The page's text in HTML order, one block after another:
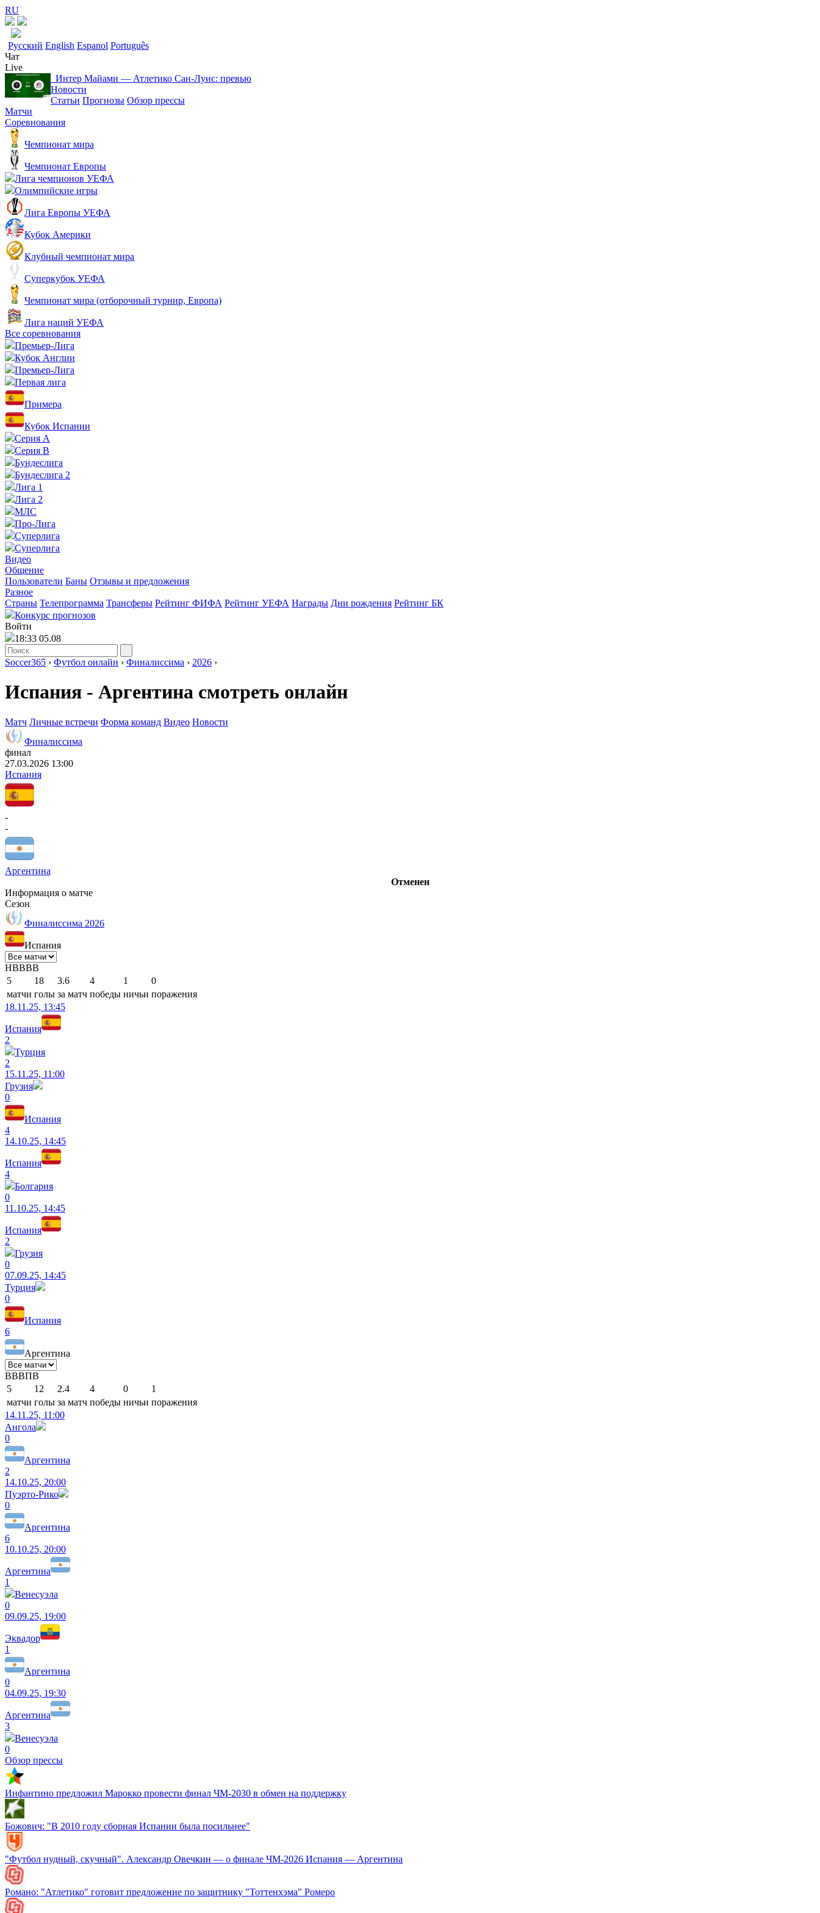
RU
Русский English Espanol Português
Чат
Live
Интер Майами — Атлетико Сан-Луис: превью
Новости
Статьи Прогнозы Обзор прессы
Матчи
Соревнования
Чемпионат мира
Чемпионат Европы
Лига чемпионов УЕФА
Олимпийские игры
Лига Европы УЕФА
Кубок Америки
Клубный чемпионат мира
Суперкубок УЕФА
Чемпионат мира (отборочный турнир, Европа)
Лига наций УЕФА
Все соревнования
Премьер-Лига
Кубок Англии
Премьер-Лига
Первая лига
Примера
Кубок Испании
Серия А
Серия B
Бундеслига
Бундеслига 2
Лига 1
Лига 2
МЛС
Про-Лига
Суперлига
Суперлига
Видео
Общение
Пользователи Баны Отзывы и предложения
Разное
Страны Телепрограмма Трансферы Рейтинг ФИФА Рейтинг УЕФА Награды Дни рождения Рейтинг БК
Конкурс прогнозов
Войти
18:33 05.08
Soccer365 › Футбол онлайн › Финалиссима › 2026 ›
Испания - Аргентина смотреть онлайн
Матч Личные встречи Форма команд Видео Новости
Финалиссима
финал
27.03.2026 13:00
Испания
-
-
Аргентина
Отменен
Информация о матче
Сезон
Финалиссима 2026
Испания
НВВВВ
5
18 3.6 4 1
0
матчи голы за матч победы ничьи поражения
18.11.25, 13:45
Испания
2
Турция
2
15.11.25, 11:00
Грузия
0
Испания
4
14.10.25, 14:45
Испания
4
Болгария
0
11.10.25, 14:45
Испания
2
Грузия
0
07.09.25, 14:45
Турция
0
Испания
6
Аргентина
ВВВПВ
5
12 2.4 4 0
1
матчи голы за матч победы ничьи поражения
14.11.25, 11:00
Ангола
0
Аргентина
2
14.10.25, 20:00
Пуэрто-Рико
0
Аргентина
6
10.10.25, 20:00
Аргентина
1
Венесуэла
0
09.09.25, 19:00
Эквадор
1
Аргентина
0
04.09.25, 19:30
Аргентина
3
Венесуэла
0
Обзор прессы
Инфантино предложил Марокко провести финал ЧМ-2030 в обмен на поддержку
Божович: "В 2010 году сборная Испании была посильнее"
"Футбол нудный, скучный". Александр Овечкин — о финале ЧМ-2026 Испания — Аргентина
Романо: "Атлетико" готовит предложение по защитнику "Тоттенхэма" Ромеро